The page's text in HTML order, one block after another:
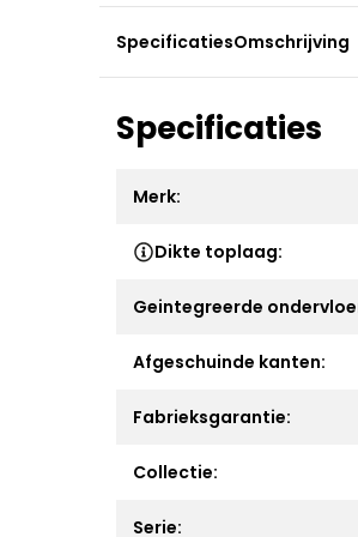
SpecificatiesOmschrijving
Specificaties
Merk:
Dikte toplaag:
Geintegreerde
Afgeschuinde kanten:
Fabrieksgarantie:
Collectie:
Serie: